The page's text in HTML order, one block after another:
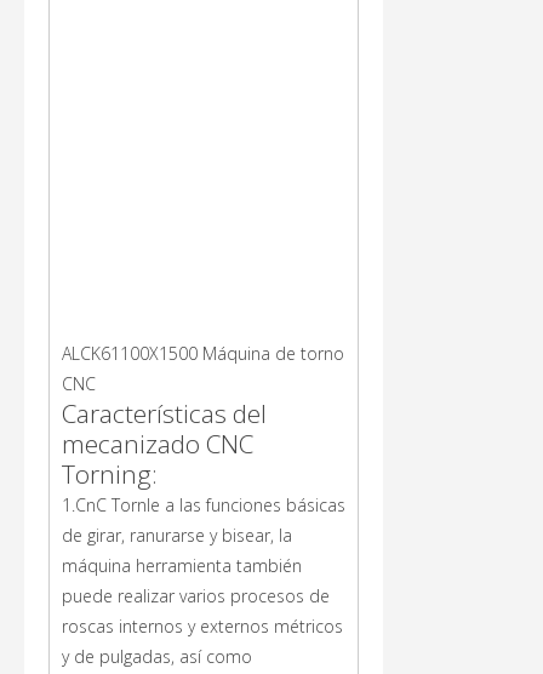
ALCK61100X1500 Máquina de torno
CNC
Características del
mecanizado CNC
Torning:
1.CnC Tornle a las funciones básicas
de girar, ranurarse y bisear, la
máquina herramienta también
puede realizar varios procesos de
roscas internos y externos métricos
y de pulgadas, así como